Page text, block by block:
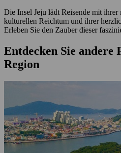
Die Insel Jeju lädt Reisende mit
kulturellen Reichtum und ihrer
Erleben Sie den Zauber dieser
Entdecken Sie andere
Region